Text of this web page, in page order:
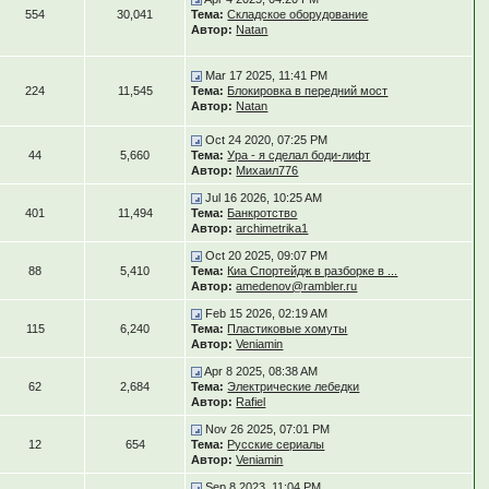
554 30,041
Тема: Складское оборудование
Автор: Natan
224 11,545
Mar 17 2025, 11:41 PM
Тема: Блокировка в передний мост
Автор: Natan
44 5,660
Oct 24 2020, 07:25 PM
Тема: Ура - я сделал боди-лифт
Автор: Михаил776
401 11,494
Jul 16 2026, 10:25 AM
Тема: Банкротство
Автор: archimetrika1
88 5,410
Oct 20 2025, 09:07 PM
Тема: Киа Спортейдж в разборке в ...
Автор: amedenov@rambler.ru
115 6,240
Feb 15 2026, 02:19 AM
Тема: Пластиковые хомуты
Автор: Veniamin
62 2,684
Apr 8 2025, 08:38 AM
Тема: Электрические лебедки
Автор: Rafiel
12 654
Nov 26 2025, 07:01 PM
Тема: Русские сериалы
Автор: Veniamin